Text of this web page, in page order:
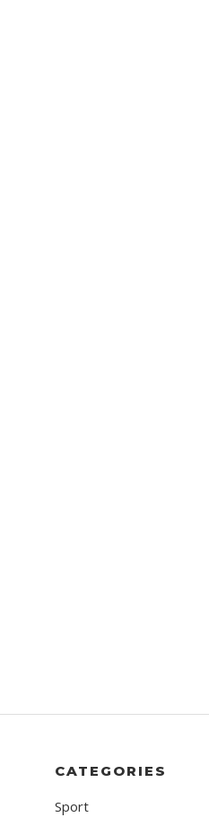
CATEGORIES
Sport